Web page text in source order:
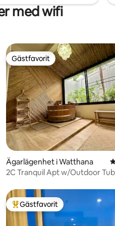
med wifi
betyg, 161
Gästfavorit
Gästfavorit
Ägarlägenhet i Watthana
2C Tranquil Apt w/Outdoor
Populär gästfavorit
Gästfavorit